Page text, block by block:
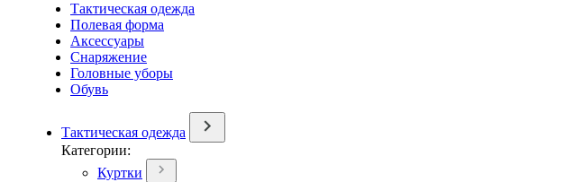
Тактическая одежда
Полевая форма
Аксессуары
Снаряжение
Головные уборы
Обувь
Тактическая одежда
Категории:
Куртки